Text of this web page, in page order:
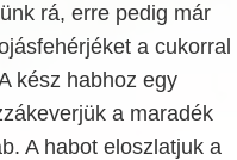
rá, erre pedig már
a cukorral
kész habhoz egy
a maradék
A habot eloszlatjuk a